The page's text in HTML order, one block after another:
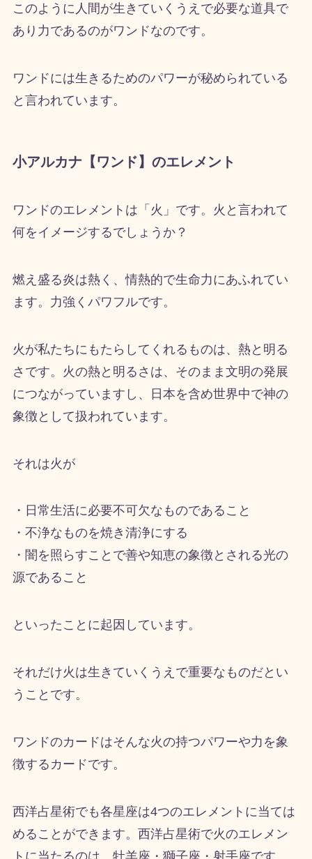
このように人間が生きていくうえで必要な道具で
あり力であるのがワンドなのです。
ワンドには生きるためのパワーが秘められている
と言われています。
小アルカナ【ワンド】のエレメント
ワンドのエレメントは「火」です。火と言われて
何をイメージするでしょうか？
燃え盛る炎は熱く、情熱的で生命力にあふれてい
ます。力強くパワフルです。
火が私たちにもたらしてくれるものは、熱と明る
さです。火の熱と明るさは、そのまま文明の発展
につながっていますし、日本を含め世界中で神の
象徴として扱われています。
それは火が
・日常生活に必要不可欠なものであること
・不浄なものを焼き清浄にする
・闇を照らすことで善や知恵の象徴とされる光の
源であること
といったことに起因しています。
それだけ火は生きていくうえで重要なものだとい
うことです。
ワンドのカードはそんな火の持つパワーや力を象
徴するカードです。
西洋占星術でも各星座は4つのエレメントに当ては
めることができます。西洋占星術で火のエレメン
トに当たるのは、牡羊座・獅子座・射手座です。